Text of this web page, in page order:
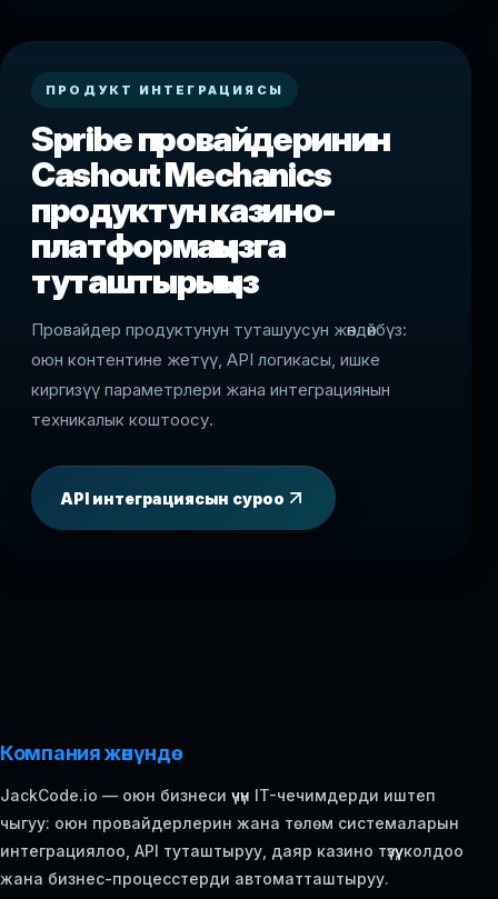
ПРОДУКТ ИНТЕГРАЦИЯСЫ
Spribe провайдеринин
Cashout Mechanics
продуктун казино-
платформаңызга
туташтырыңыз
Провайдер продуктунун туташуусун жөндөйбүз:
оюн контентине жетүү, API логикасы, ишке
киргизүү параметрлери жана интеграциянын
техникалык коштоосу.
API интеграциясын суроо
Компания жөнүндө
JackCode.io — оюн бизнеси үчүн IT-чечимдерди иштеп
чыгуу: оюн провайдерлерин жана төлөм системаларын
интеграциялоо, API туташтыруу, даяр казино түзүү, колдоо
жана бизнес-процесстерди автоматташтыруу.